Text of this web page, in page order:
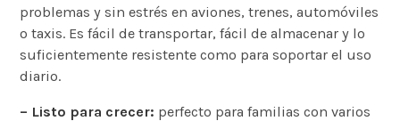
problemas y sin estrés en aviones, trenes, automóviles
o taxis. Es fácil de transportar, fácil de almacenar y lo
suficientemente resistente como para soportar el uso
diario.
– Listo para crecer: perfecto para familias con varios